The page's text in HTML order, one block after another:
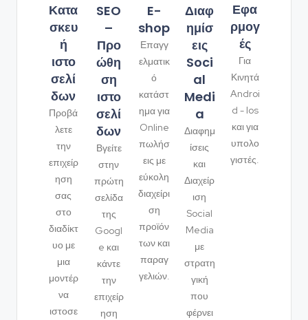
Κατα
σκευ
ή
ιστο
σελί
δων
Προβά
λετε
την
επιχείρ
ηση
σας
στο
διαδίκτ
υο με
μια
μοντέρ
να
ιστοσε
SEO
–
Προ
ώθη
ση
ιστο
σελί
δων
Βγείτε
στην
πρώτη
σελίδα
της
Googl
e και
κάντε
την
επιχείρ
ηση
E-
shop
Επαγγ
ελματικ
ό
κατάστ
ημα για
Online
πωλήσ
εις με
εύκολη
διαχείρι
ση
προϊόν
των και
παραγ
γελιών.
Διαφ
ημίσ
εις
Soci
al
Medi
a
Διαφημ
ίσεις
και
Διαχείρ
ιση
Social
Media
με
στρατη
γική
που
φέρνει
Εφα
ρμογ
ές
Για
Κινητά
Androi
d - Ios
και για
υπολο
γιστές.